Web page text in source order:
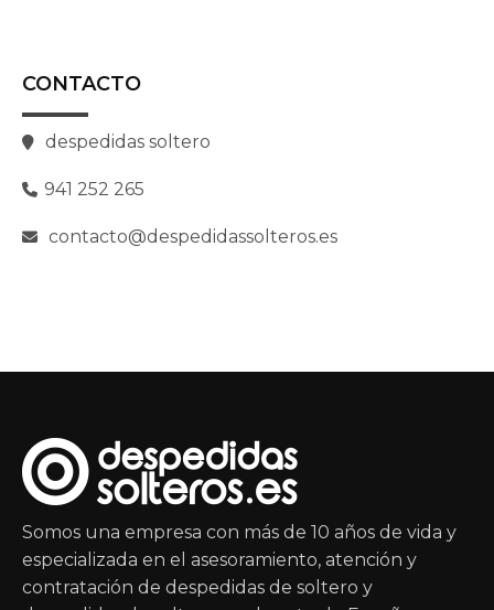
CONTACTO
despedidas soltero
941 252 265
contacto@despedidassolteros.es
Somos una empresa con más de 10 años de vida y
especializada en el asesoramiento, atención y
contratación de despedidas de soltero y